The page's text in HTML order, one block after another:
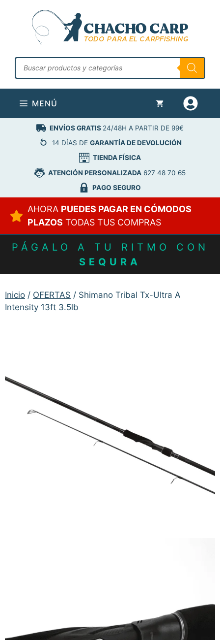
contenido
Búsqueda
de
productos
MENÚ
ENVÍOS GRATIS 24/48H A PARTIR DE 99€
14 DÍAS DE GARANTÍA DE DEVOLUCIÓN
TIENDA FÍSICA
ATENCIÓN PERSONALIZADA627 48 70 65
PAGO SEGURO
AHORA PUEDES PAGAR EN CÓMODOS
PLAZOS TODAS TUS COMPRAS
PÁGALO A TU RITMO CON
SEQURA
Inicio / OFERTAS / Shimano Tribal Tx-Ultra A
Intensity 13ft 3.5lb